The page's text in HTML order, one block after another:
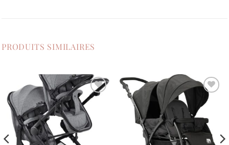
PRODUITS SIMILAIRES
Ajouter
liste de
souhaits
Ajouter
à la
souhaits